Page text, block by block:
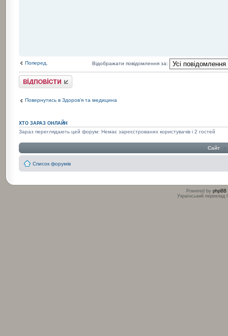
Поперед. Відображати повідомлення за:
Відповісти
Повернутись в Здоров'я та медицина
ХТО ЗАРАЗ ОНЛАЙН
Зараз переглядають цей форум: Немає зареєстрованих користувачів і 2 гостей
Сайт ‹
Список форумів
Powered by phpBB
Український